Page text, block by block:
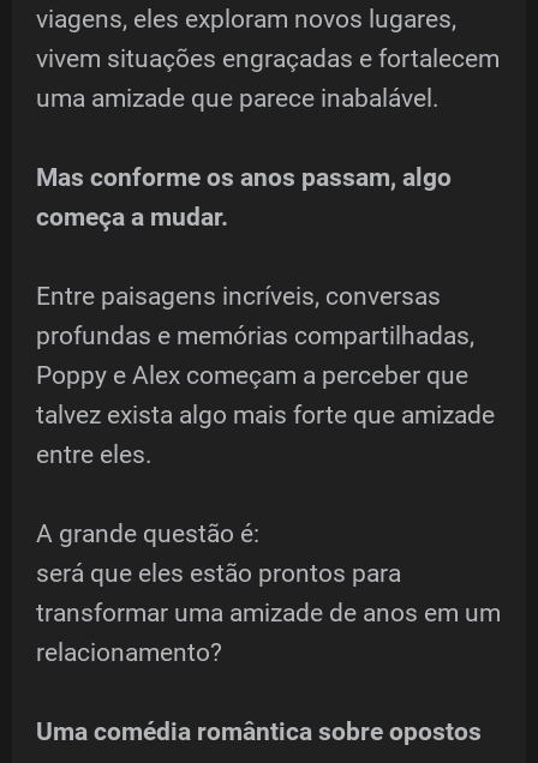
viagens, eles exploram novos lugares,
vivem situações engraçadas e fortalecem
uma amizade que parece inabalável.
Mas conforme os anos passam, algo
começa a mudar.
Entre paisagens incríveis, conversas
profundas e memórias compartilhadas,
Poppy e Alex começam a perceber que
talvez exista algo mais forte que amizade
entre eles.
A grande questão é:
será que eles estão prontos para
transformar uma amizade de anos em um
relacionamento?
Uma comédia romântica sobre opostos